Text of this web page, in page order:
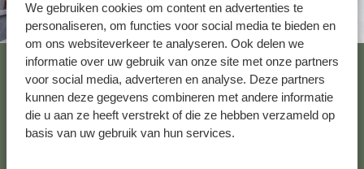
We gebruiken cookies om content en advertenties te
personaliseren, om functies voor social media te bieden en
om ons websiteverkeer te analyseren. Ook delen we
informatie over uw gebruik van onze site met onze partners
voor social media, adverteren en analyse. Deze partners
kunnen deze gegevens combineren met andere informatie
die u aan ze heeft verstrekt of die ze hebben verzameld op
basis van uw gebruik van hun services.
Altijd in de buurt
Bekijk alle 62 winkels
Klantenservice